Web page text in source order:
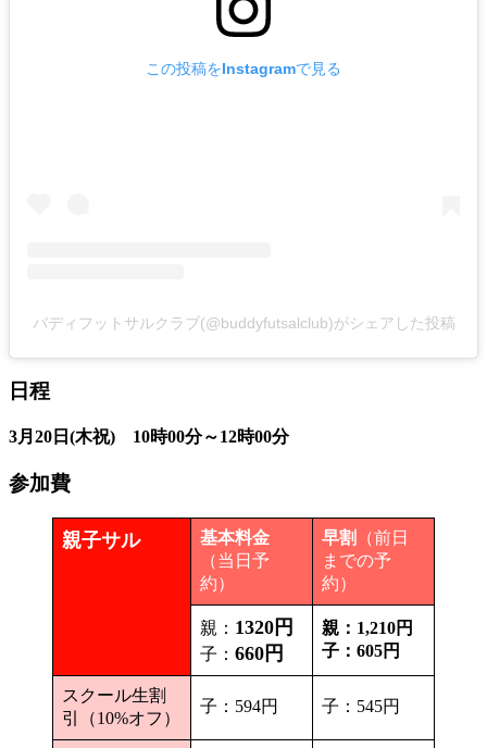
この投稿をInstagramで見る
バディフットサルクラブ(@buddyfutsalclub)がシェアした投稿
日程
3月20日(木祝) 10時00分～12時00分
参加費
親子サル
基本料金
（当日予
約）
早割
（前日
までの予
約）
親： 1320円
子： 660円
親：1,210円
子：605円
スクール生割
引（10%オフ）
子：594円 子：545円